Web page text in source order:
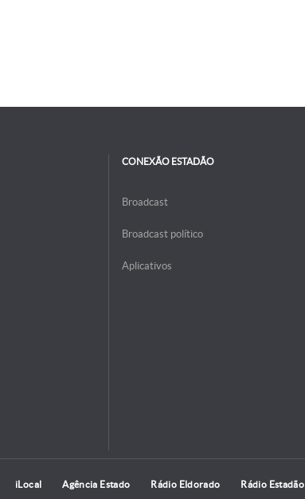
CONEXÃO ESTADÃO
Broadcast
Broadcast político
Aplicativos
iLocal Agência Estado Rádio Eldorado Rádio Estadão